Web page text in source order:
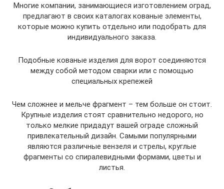
Многие компании, занимающиеся изготовлением оград,
предлагают в своих каталогах кованые элементы,
которые можно купить отдельно или подобрать для
индивидуального заказа.
Подобные кованые изделия для ворот соединяются
между собой методом сварки или с помощью
специальных крепежей
Чем сложнее и мельче фрагмент – тем больше он стоит.
Крупные изделия стоят сравнительно недорого, но
только мелкие придадут вашей ограде сложный
привлекательный дизайн. Самыми популярными
являются различные вензеля и стрелы, круглые
фрагменты со спиралевидными формами, цветы и
листья.